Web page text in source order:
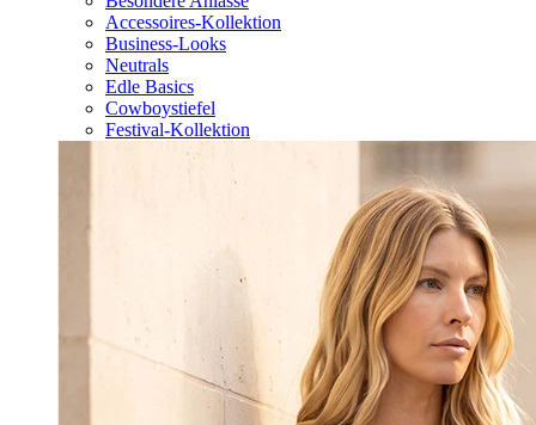
Accessoires-Kollektion
Business-Looks
Neutrals
Edle Basics
Cowboystiefel
Festival-Kollektion